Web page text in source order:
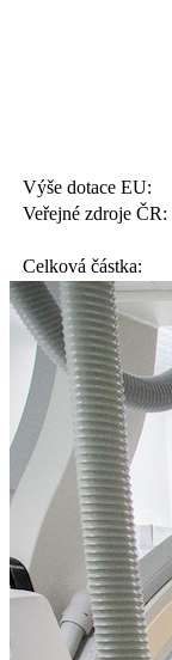
Výše dotace EU:
Veřejné zdroje ČR:
Celková částka: